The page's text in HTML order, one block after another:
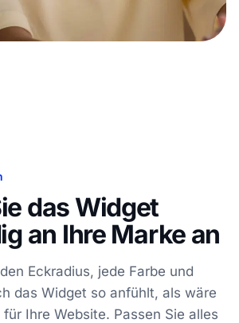
das Widget
an Ihre Marke an
Eckradius, jede Farbe und
das Widget so anfühlt, als wäre
Ihre Website. Passen Sie alles